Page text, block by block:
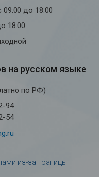
до 18:00
18:00
на рус­ском языке
по РФ)
94
54
из-за границы